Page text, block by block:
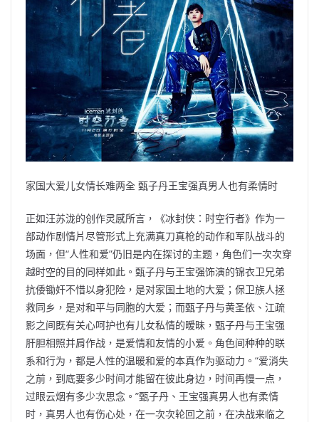
家国大爱儿女情长难两全 甄子丹王宝强真男人也有柔情时
正如汪苏泷的创作灵感所言，《冰封侠：时空行者》作为一
部动作剧情片尽管形式上充满真刀真枪的动作和军队战斗的
场面，但“人性和爱”仍旧是内在探讨的主题，角色们一次次穿
越时空的目的同样如此。甄子丹与王宝强饰演的锦衣卫兄弟
抗倭锄奸不惜以身犯险，是对家国土地的大爱；保卫族人拯
救同乡，是对和平与同胞的大爱；而甄子丹与黄圣依、江疏
影之间既有关心呵护也有儿女私情的暧昧，甄子丹与王宝强
肝胆相照并肩作战，是爱情和友情的小爱。角色间种种的联
系和行为，都是人性的温暖和爱的本真作为驱动力。“爱消失
之前，到底要多少时间才能留在彼此身边，时间再慢一点，
过眼云烟有多少次思念。”甄子丹、王宝强真男人也有柔情
时，真男人也有伤心处，在一次次轮回之前，在决战来临之